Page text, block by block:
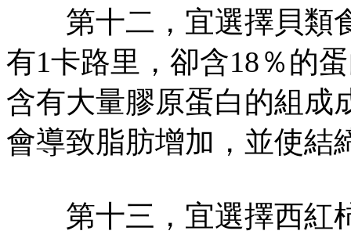
第十二，宜選擇貝類
有1卡路里，卻含18％的
含有大量膠原蛋白的組成
會導致脂肪增加，並使結
第十三，宜選擇西紅